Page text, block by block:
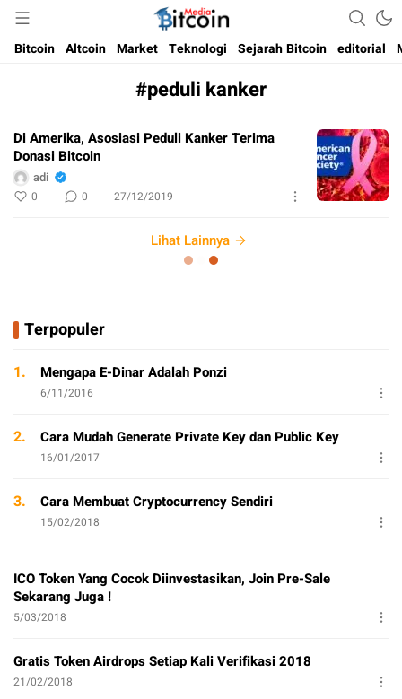
Bitcoin Media Indonesia
Media Bitcoin dan Cryptocurrency, dan Blockchain di Indonesia
Bitcoin Altcoin Market Teknologi Sejarah Bitcoin editorial
#peduli kanker
Di Amerika, Asosiasi Peduli Kanker Terima
Donasi Bitcoin
adi
0 0 27/12/2019
Lihat Lainnya
Terpopuler
1. Mengapa E-Dinar Adalah Ponzi
6/11/2016
2. Cara Mudah Generate Private Key dan Public Key
16/01/2017
3. Cara Membuat Cryptocurrency Sendiri
15/02/2018
ICO Token Yang Cocok Diinvestasikan, Join Pre-Sale
Sekarang Juga !
5/03/2018
Gratis Token Airdrops Setiap Kali Verifikasi 2018
21/02/2018